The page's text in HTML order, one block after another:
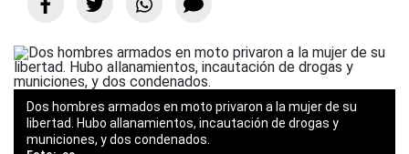
Dos hombres armados en moto privaron a la mujer de su
libertad. Hubo allanamientos, incautación de drogas y
municiones, y dos condenados.